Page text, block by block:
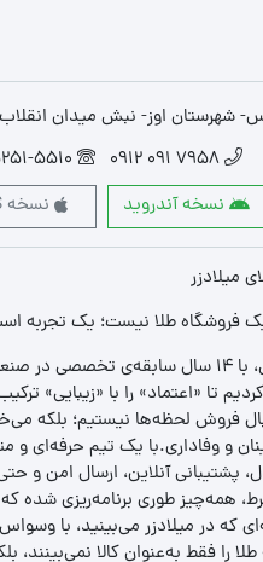
شهرستان اوز- نبش میدان انقلاب
7958 091 0912
5510
نسخه آندروید
نسخه IOS
میلادزر
یک فروشگاه طلا نیست؛ یک تجربه‌
از سال‌ها پیش، با ۱۴ سال سابقه‌ی تخصصی
تا «اعتماد» را با «زیبایی»
فروش لحظه‌ها نیستیم؛ بلکه
و وفاداری.با یک تیم حرفه‌ای و
پشتیبانی آنلاین، ارسال امن و
همه‌چیز طوری برنامه‌ریزی شده
که در میلادزر می‌بینید، با
را فقط به‌عنوان کالا نمی‌بینند،